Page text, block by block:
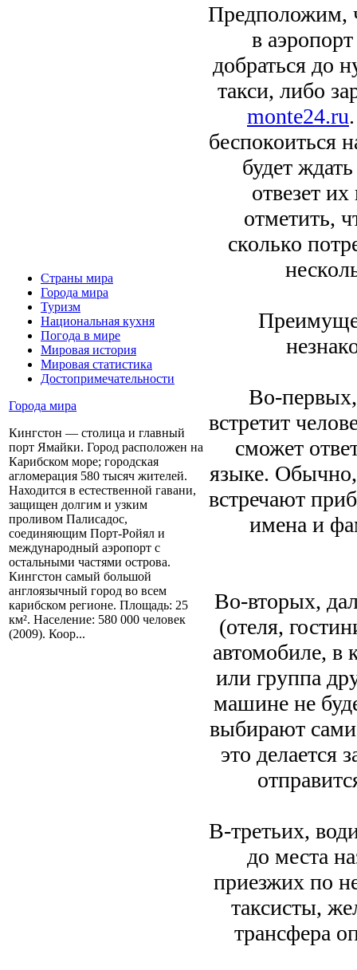
Страны мира
Города мира
Туризм
Национальная кухня
Погода в мире
Мировая история
Мировая статистика
Достопримечательности
Города мира
Кингстон — столица и главный
порт Ямайки. Город расположен на
Карибском море; городская
агломерация 580 тысяч жителей.
Находится в естественной гавани,
защищен долгим и узким
проливом Палисадос,
соединяющим Порт-Ройял и
международный аэропорт с
остальными частями острова.
Кингстон самый большой
англоязычный город во всем
карибском регионе. Площадь: 25
км². Население: 580 000 человек
(2009). Коор...
Предположим,
в
добраться до
такси, либо
monte24.ru
беспокоиться
будет
отвезет
отметить,
сколько
Во-первых,
встретит
сможет
языке. Обычно,
встречают
имена и
Во-вторых,
(отеля,
автомобиле, в
или группа
машине не
выбирают сами
это делается
В-третьих,
до места
приезжих по
таксисты,
трансфера